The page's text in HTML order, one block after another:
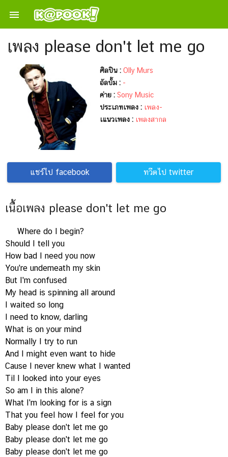

เพลง please don't let me go
ศิลปิน : Olly Murs
อัลบั้ม : -
ค่าย : Sony Music
ประเภทเพลง : เพลง-
เแนวเพลง : เพลงสากล
แชร์ไป facebook ทวีตไป twitter
เนื้อเพลง please don't let me go
Where do I begin?
Should I tell you
How bad I need you now
You're underneath my skin
But I'm confused
My head is spinning all around
I waited so long
I need to know, darling
What is on your mind
Normally I try to run
And I might even want to hide
Cause I never knew what I wanted
Til I looked into your eyes
So am I in this alone?
What I'm looking for is a sign
That you feel how I feel for you
Baby please don't let me go
Baby please don't let me go
Baby please don't let me go